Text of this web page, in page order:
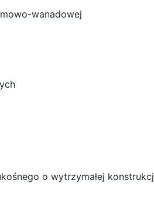
wanadowej
o wytrzymałej